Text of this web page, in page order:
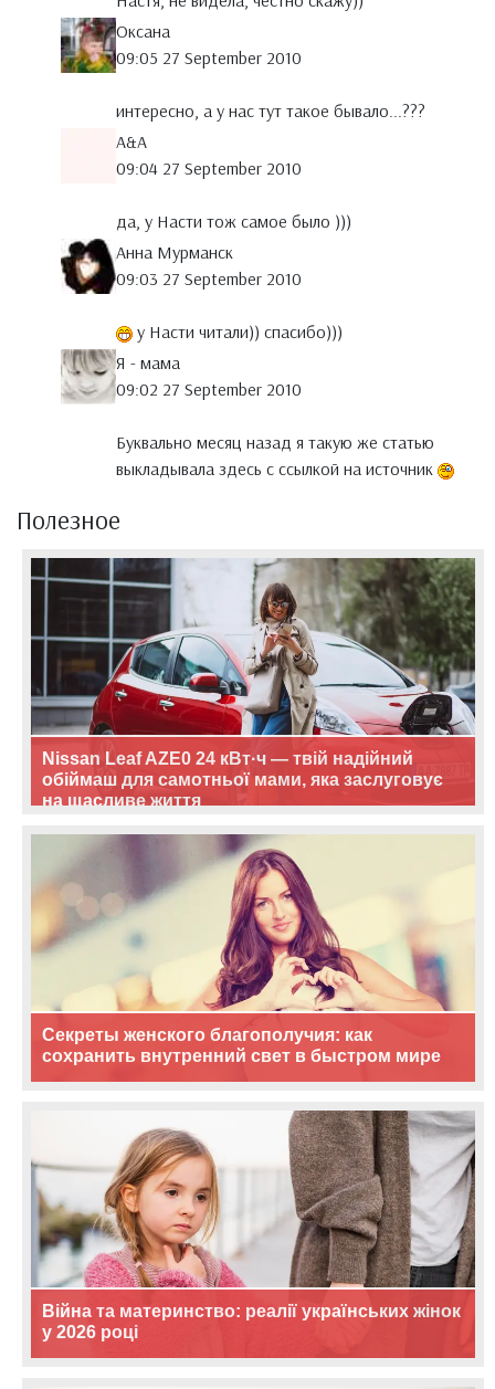
Оксана
09:05 27 September 2010
интересно, а у нас тут такое бывало...???
A&A
09:04 27 September 2010
да, у Насти тож самое было )))
Анна Мурманск
09:03 27 September 2010
у Насти читали)) спасибо)))
Я - мама
09:02 27 September 2010
Буквально месяц назад я такую же статью
выкладывала здесь с ссылкой на источник
Полезное
Nissan Leaf AZE0 24 кВт·ч — твій надійний
обіймаш для самотньої мами, яка заслуговує
на щасливе життя
Секреты женского благополучия: как
сохранить внутренний свет в быстром мире
Війна та материнство: реалії українських жінок
у 2026 році